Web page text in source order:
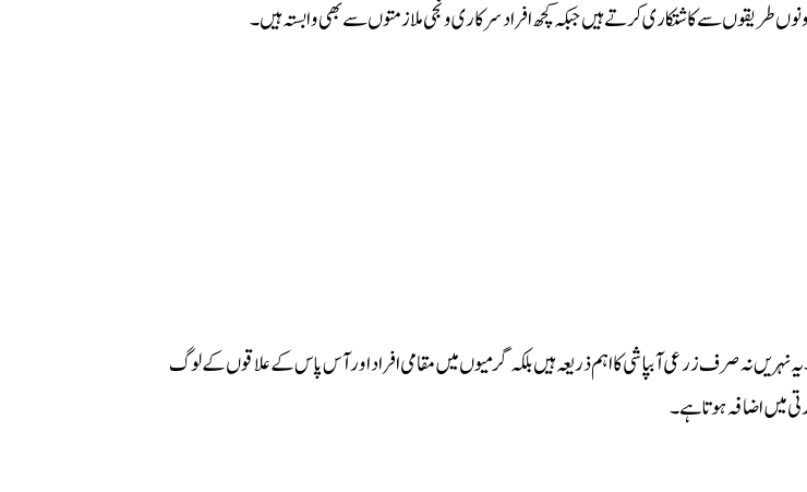
طریقوں سے کاشتکاری کرتے ہیں جبکہ کچھ افراد سرکاری و نجی ملازمتوں سے بھی وابستہ ہیں۔
نہ صرف زرعی آبپاشی کا اہم ذریعہ ہیں بلکہ گرمیوں میں مقامی افراد اور آس پاس کے علاقوں کے لوگ
میں اضافہ ہوتا ہے۔